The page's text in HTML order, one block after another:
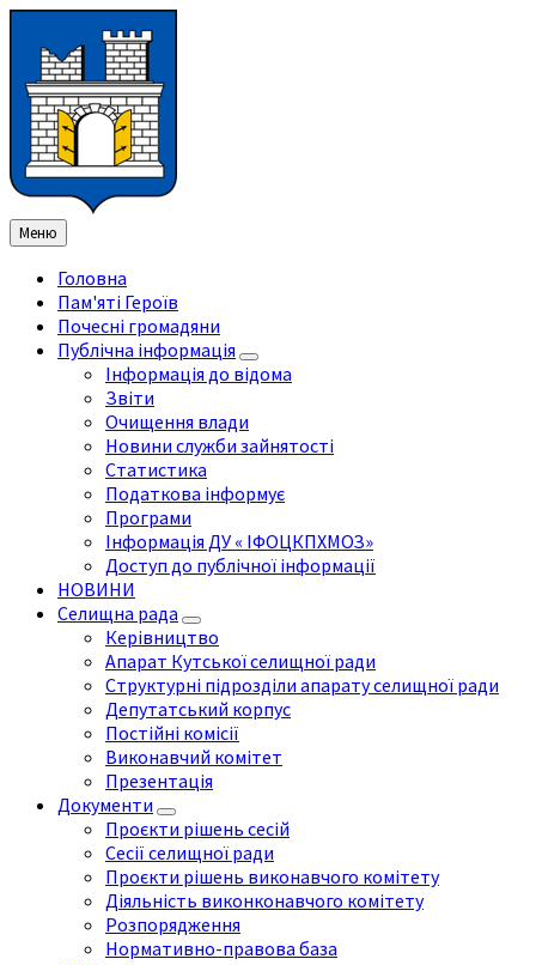
змісту
ліву
бічну
панель
праву
бічну
панель
нижнього
колонтитула
Меню
Головна
Пам'яті Героїв
Почесні громадяни
Публічна інформація
Інформація до відома
Звіти
Очищення влади
Новини служби зайнятості
Статистика
Податкова інформує
Програми
Інформація ДУ « ІФОЦКПХМОЗ»
Доступ до публічної інформації
НОВИНИ
Селищна рада
Керівництво
Апарат Кутської селищної ради
Структурні підрозділи апарату селищної ради
Депутатський корпус
Постійні комісії
Виконавчий комітет
Презентація
Документи
Проєкти рішень сесій
Сесії селищної ради
Проєкти рішень виконавчого комітету
Діяльність виконконавчого комітету
Розпорядження
Нормативно-правова база